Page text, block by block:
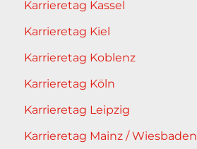
Karrieretag Kassel
Karrieretag Kiel
Karrieretag Koblenz
Karrieretag Köln
Karrieretag Leipzig
Karrieretag Mainz / Wiesbaden